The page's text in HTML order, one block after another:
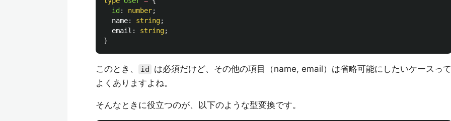
id : number;
name: string;
email : string;
}
このとき、 id
は必須だけど、その他の項目（name, email）は省略可能にしたいケースって
よくありますよね。
そんなときに役立つのが、以下のような型変換です。